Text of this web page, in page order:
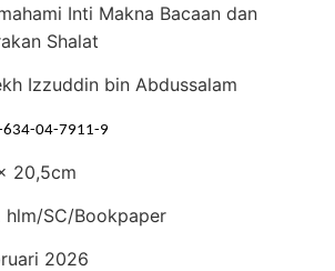
Inti Makna Bacaan dan
Shalat
Izzuddin bin Abdussalam
634-04-7911-9
20,5cm
hlm/SC/Bookpaper
2026